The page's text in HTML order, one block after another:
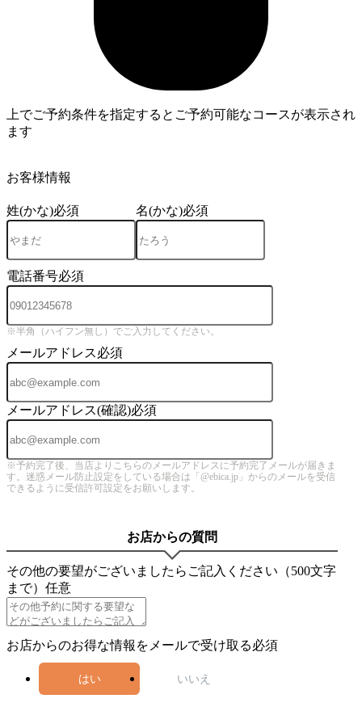
上でご予約条件を指定するとご予約可能なコースが表示され
ます
お客様情報
姓(かな)必須 名(かな)必須
電話番号必須
※半角（ハイフン無し）でご入力してください。
メールアドレス必須
メールアドレス(確認)必須
※予約完了後、当店よりこちらのメールアドレスに予約完了メールが届きま
す。迷惑メール防止設定をしている場合は「@ebica.jp」からのメールを受信
できるように受信許可設定をお願いします。
お店からの質問
その他の要望がございましたらご記入ください（500文字
まで） 任意
お店からのお得な情報をメールで受け取る必須
はい いいえ